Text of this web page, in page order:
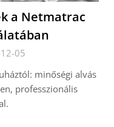
a Netmatrac
05
minőségi alvás
professzionális